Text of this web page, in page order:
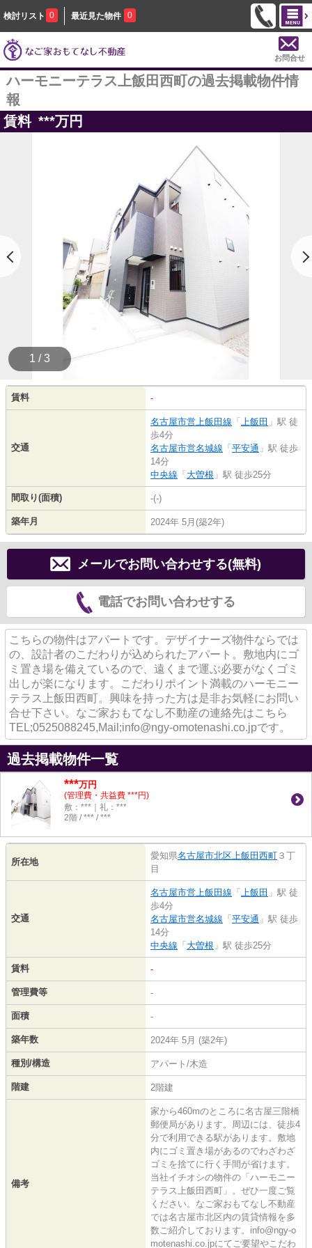
検討リスト 0 最近見た物件 0
お問合せ
ハーモニーテラス上飯田西町の過去掲載物件情
報
賃料 ***万円
1 / 3
賃料 -
交通
名古屋市営上飯田線 「 上飯田 」駅 徒
歩4分
名古屋市営名城線 「 平安通 」駅 徒歩
14分
中央線 「 大曽根 」駅 徒歩25分
間取り(面積) -(-)
築年月 2024年 5月(築2年)
メールでお問い合わせする(無料)
電話でお問い合わせする
こちらの物件はアパートです。デザイナーズ物件ならでは
の、設計者のこだわりが込められたアパート。敷地内にゴ
ミ置き場を備えているので、遠くまで運ぶ必要がなくゴミ
出しが楽になります。こだわりポイント満載のハーモニー
テラス上飯田西町。興味を持った方は是非お気軽にお問い
合せ下さい。なご家おもてなし不動産の連絡先はこちら
TEL;0525088245,Mail;info@ngy-omotenashi.co.jpです。
過去掲載物件一覧
***万円
(管理費・共益費 ***円)
敷：***｜礼：***
2階 / *** / ***
所在地
愛知県名古屋市北区上飯田西町 ３丁
目
交通
名古屋市営上飯田線 「 上飯田 」駅 徒
歩4分
名古屋市営名城線 「 平安通 」駅 徒歩
14分
中央線 「 大曽根 」駅 徒歩25分
賃料 -
管理費等 -
面積 -
築年数 2024年 5月 (築2年)
種別/構造 アパート/木造
階建 2階建
備考
家から460mのところに名古屋三階橋
郵便局があります。周辺には、徒歩4
分で利用できる駅があります。敷地
内にゴミ置き場があるのでわざわざ
ゴミを捨てに行く手間が省けます。
当社イチオシの物件の「ハーモニー
テラス上飯田西町」。ぜひ一度ご覧
ください。なご家おもてなし不動産
では名古屋市北区内の賃貸情報を多
数ご紹介しております。info@ngy-o
motenashi.co.jpにてご要望やこだわ